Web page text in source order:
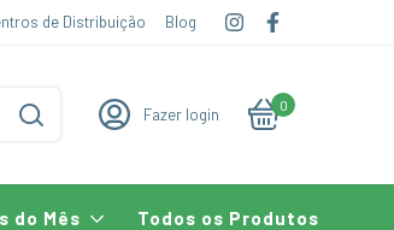
de Distribuição Blog
Fazer login 0
do Mês Todos os Produtos